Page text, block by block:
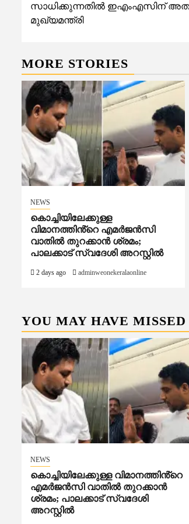
സാധിക്കുന്നതിൽ ഇഎംഎസിന്
മുഖ്യമന്ത്രി
MORE STORIES
NEWS
കൊച്ചിയിലേക്കുള്ള
വിമാനത്തിൻ്റെ എമര്‍ജന്‍സി
വാതില്‍ തുറക്കാന്‍ ശ്രമം;
പാലക്കാട് സ്വദേശി അറസ്റ്റില്‍
2 days ago adminweonekeralaonline
YOU MAY HAVE MISSED
NEWS
കൊച്ചിയിലേക്കുള്ള വിമാനത്തിൻ്റെ
എമര്‍ജന്‍സി വാതില്‍ തുറക്കാന്‍
ശ്രമം; പാലക്കാട് സ്വദേശി
അറസ്റ്റില്‍